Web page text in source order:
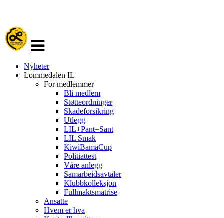
navigasjon
Nyheter
Lommedalen IL
For medlemmer
Bli medlem
Støtteordninger
Skadeforsikring
Utlegg
LIL+Pant=Sant
LIL Smak
KiwiBamaCup
Politiattest
Våre anlegg
Samarbeidsavtaler
Klubbkolleksjon
Fullmaktsmatrise
Ansatte
Hvem er hva